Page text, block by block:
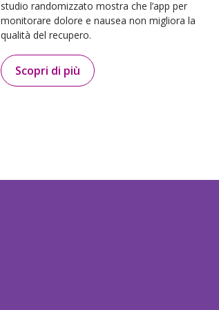
studio randomizzato mostra che l’app per
monitorare dolore e nausea non migliora la
qualità del recupero.
Scopri di più